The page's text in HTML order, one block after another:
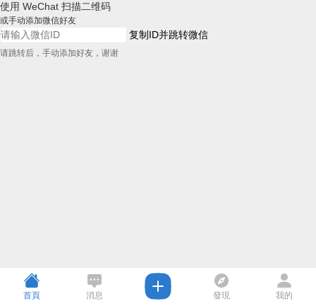
使用 WeChat 扫描二维码
或手动添加微信好友
复制ID并跳转微信
请跳转后，手动添加好友，谢谢
首頁 消息 發現 我的